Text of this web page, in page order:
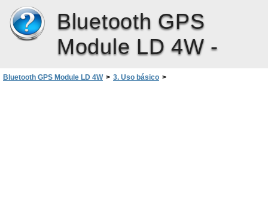
Bluetooth GPS
Module LD 4W -
Bluetooth GPS Module LD 4W > 3. Uso básico >